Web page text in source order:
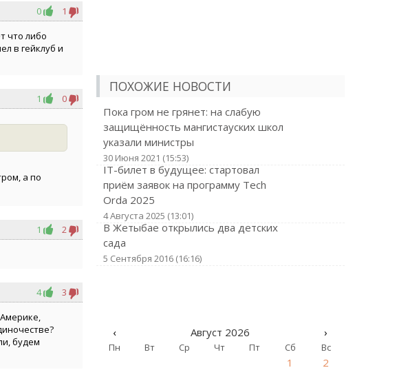
0
1
что либо
в гейклуб и
1 0
а по
1
2
4
3
будем
ПОХОЖИЕ НОВОСТИ
Пока гром не грянет: на слабую
защищённость мангистауских школ
указали министры
30 Июня 2021 (15:53)
IT-билет в будущее: стартовал
приём заявок на программу Tech
Orda 2025
4 Августа 2025 (13:01)
В Жетыбае открылись два детских
сада
5 Сентября 2016 (16:16)
‹ Август 2026 ›
Пн Вт Ср Чт Пт Сб Вс
1
2